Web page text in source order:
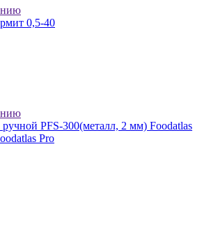
0,5-40
PFS-300(металл, 2 мм) Foodatlas
Pro